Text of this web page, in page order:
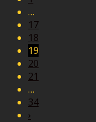
…
17
18
19
20
21
…
34
›